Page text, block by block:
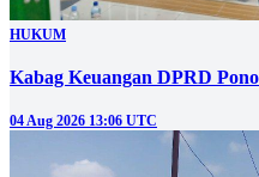
HUKUM
Kabag Keuangan DPRD
04 Aug 2026 13:06 UTC